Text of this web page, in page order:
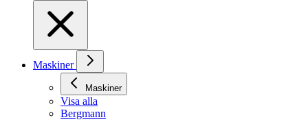
Maskiner
Maskiner
Visa alla
Bergmann